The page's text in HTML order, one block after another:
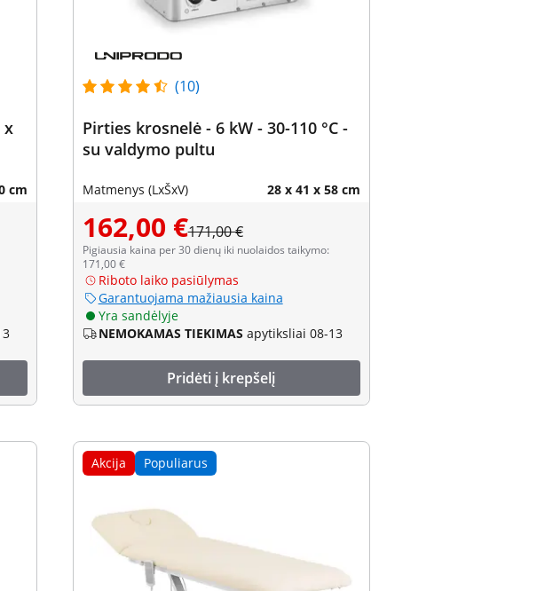
x
cm
(10)
Pirties krosnelė - 6 kW - 30-110 °C -
su valdymo pultu
Matmenys (LxŠxV) 28 x 41 x 58 cm
162,00 €171,00 €
Pigiausia kaina per 30 dienų iki nuolaidos taikymo:
171,00 €
Riboto laiko pasiūlymas
Garantuojama mažiausia kaina
Yra sandėlyje
NEMOKAMAS TIEKIMAS apytiksliai 08-13
Pridėti į krepšelį
Akcija Populiarus